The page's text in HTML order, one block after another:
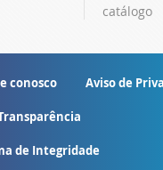
catálogo
conosco Aviso de
de Integridade